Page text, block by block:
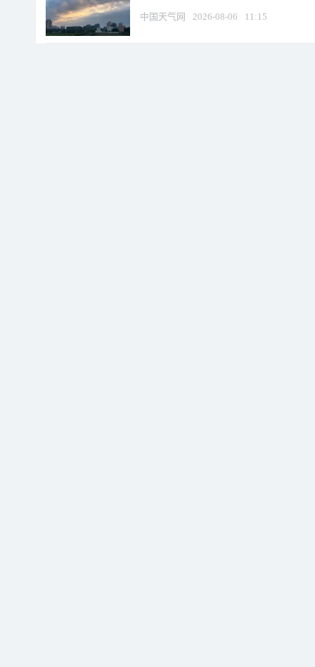
中国天气网 2026-08-06 11:15